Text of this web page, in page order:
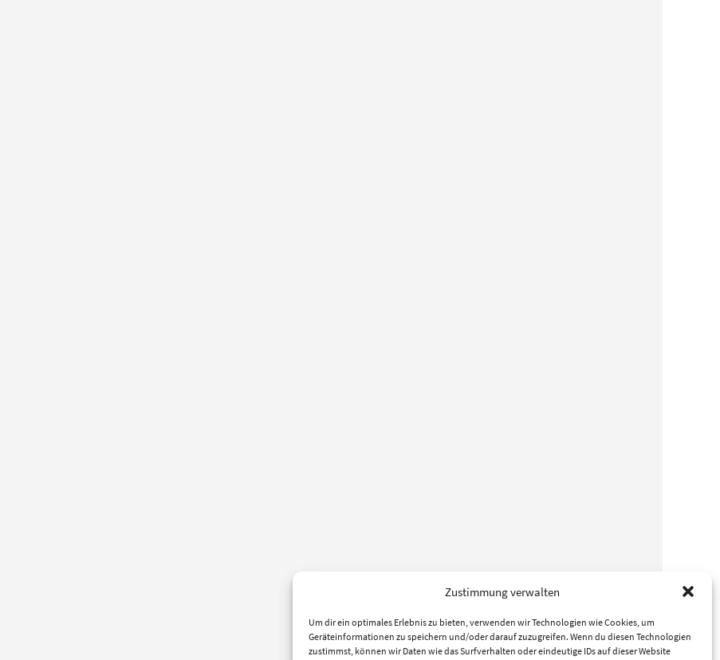
Zustimmung verwalten
Um dir ein optimales Erlebnis zu bieten, verwenden wir Technologien wie Cookies, um
Geräteinformationen zu speichern und/oder darauf zuzugreifen. Wenn du diesen Technologien
zustimmst, können wir Daten wie das Surfverhalten oder eindeutige IDs auf dieser Website